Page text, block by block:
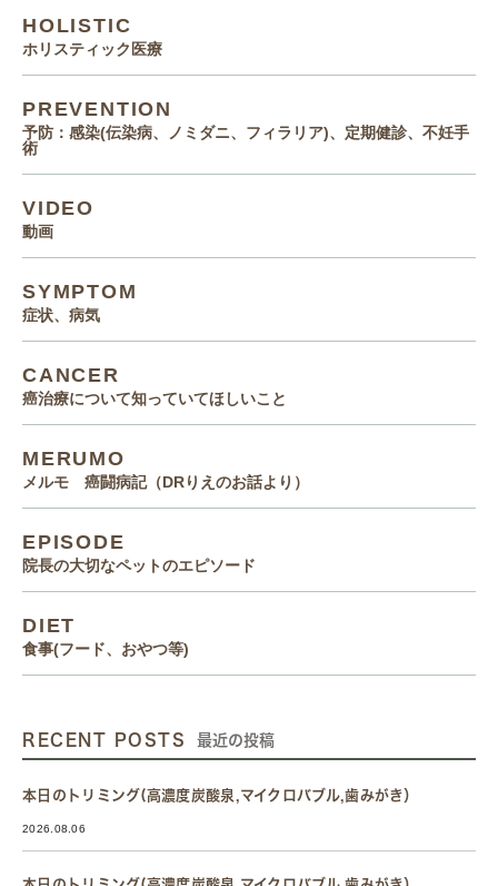
HOLISTIC
ホリスティック医療
PREVENTION
予防：感染(伝染病、ノミダニ、フィラリア)、定期健診、不妊手
術
VIDEO
動画
SYMPTOM
症状、病気
CANCER
癌治療について知っていてほしいこと
MERUMO
メルモ 癌闘病記（DRりえのお話より）
EPISODE
院長の大切なペットのエピソード
DIET
食事(フード、おやつ等)
RECENT POSTS 最近の投稿
本日のトリミング(高濃度炭酸泉,マイクロバブル,歯みがき）
2026.08.06